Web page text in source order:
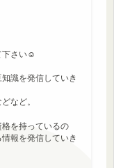
下さい☺
識を発信していき
など。
を持っているの
報を発信していき